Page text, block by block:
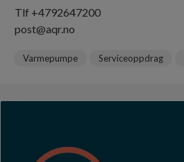
Tlf +4792647200
post@aqr.no
Serviceoppdrag
Varmepumpe